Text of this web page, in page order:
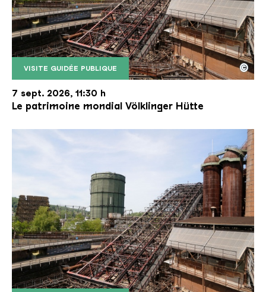
VISITE GUIDÉE PUBLIQUE
Le monte-charge incliné de la Völklinger Hütte
Copyright: Weltkulturerbe Völklinger Hütte | Karl
©
7 sept. 2026, 11:30 h
Le patrimoine mondial Völklinger Hütte